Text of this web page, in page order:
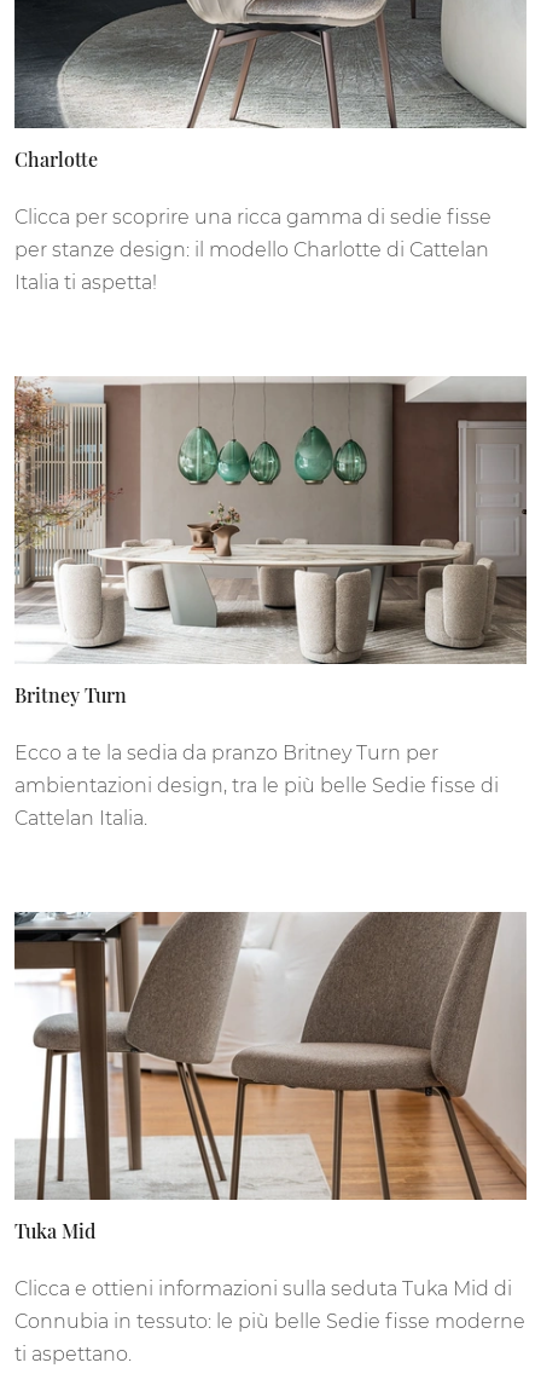
Charlotte
Clicca per scoprire una ricca gamma di sedie fisse
per stanze design: il modello Charlotte di Cattelan
Italia ti aspetta!
Britney Turn
Ecco a te la sedia da pranzo Britney Turn per
ambientazioni design, tra le più belle Sedie fisse di
Cattelan Italia.
Tuka Mid
Clicca e ottieni informazioni sulla seduta Tuka Mid di
Connubia in tessuto: le più belle Sedie fisse moderne
ti aspettano.